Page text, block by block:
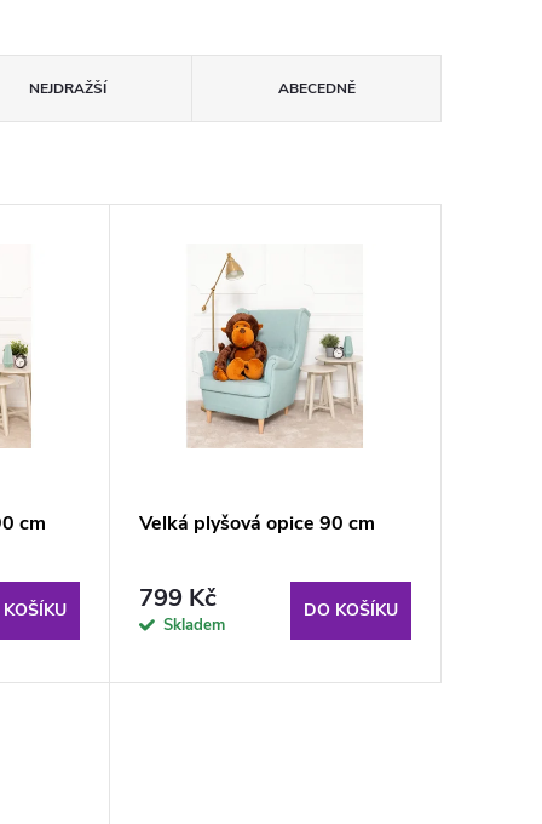
NEJDRAŽŠÍ ABECEDNĚ
cm Velká plyšová opice 90 cm
799 Kč
Skladem
DO KOŠÍKU